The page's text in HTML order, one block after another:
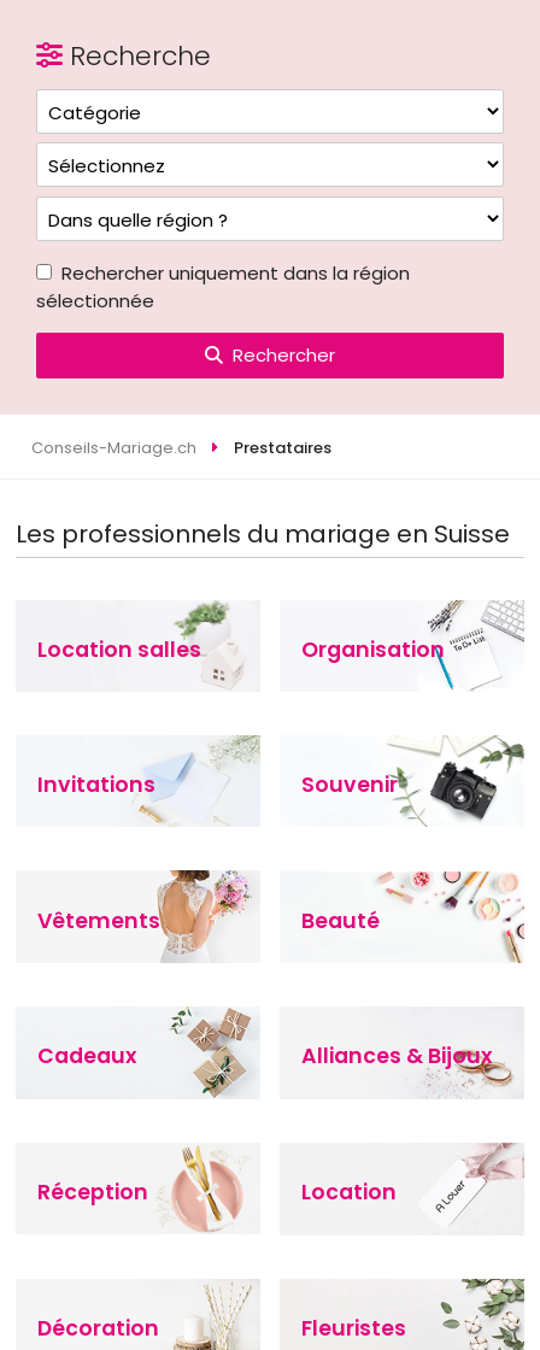
Recherche
Rechercher uniquement dans la région
sélectionnée
Rechercher
Conseils-Mariage.ch Prestataires
Les professionnels du mariage en Suisse
Location salles Organisation
Invitations Souvenir
Vêtements Beauté
Cadeaux Alliances & Bijoux
Réception Location
Décoration Fleuristes